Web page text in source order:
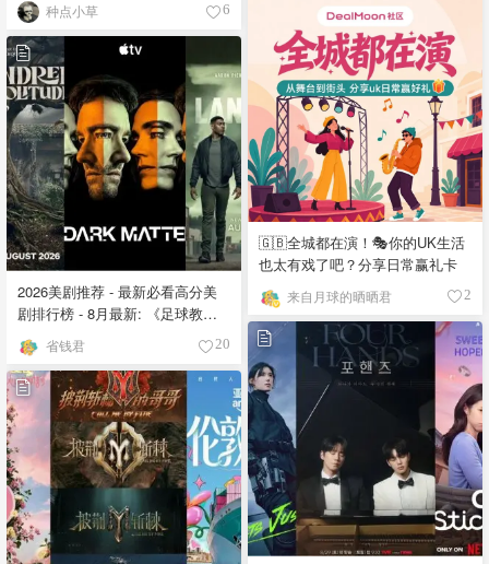
种点小草 6
🇬🇧全城都在演！🎭你的UK生活
也太有戏了吧？分享日常赢礼卡
来自月球的晒晒君 2
2026美剧推荐 - 最新必看高分美
剧排行榜 - 8月最新: 《​​足球教练
》第四季回归！
省钱君 20